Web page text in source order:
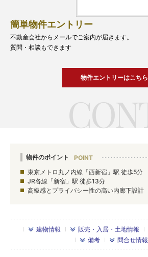
簡単物件エントリー
不動産会社からメールでご案内が届きます。
質問・相談もできます
物件エントリーはこちら
物件のポイント
東京メトロ丸ノ内線「西新宿」駅 徒歩5分
JR各線「新宿」駅 徒歩13分
高級感とプライバシー性の高い内廊下設計
建物情報 販売・入居・土地情報
備考
問合せ情報